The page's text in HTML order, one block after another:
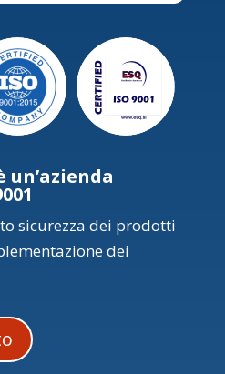
un’azienda
sicurezza dei prodotti
dei